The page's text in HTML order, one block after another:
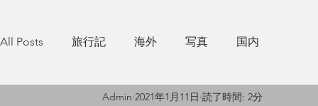
All Posts 旅行記 海外 写真 国内
Admin 2021年1月11日 読了時間: 2分